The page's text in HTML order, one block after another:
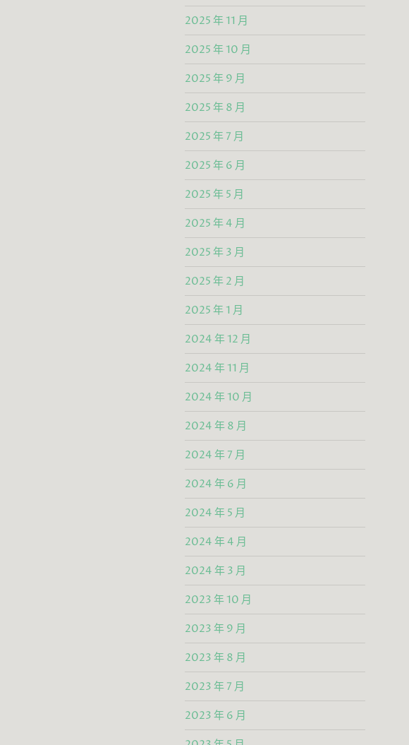
2025 年 11 月
2025 年 10 月
2025 年 9 月
2025 年 8 月
2025 年 7 月
2025 年 6 月
2025 年 5 月
2025 年 4 月
2025 年 3 月
2025 年 2 月
2025 年 1 月
2024 年 12 月
2024 年 11 月
2024 年 10 月
2024 年 8 月
2024 年 7 月
2024 年 6 月
2024 年 5 月
2024 年 4 月
2024 年 3 月
2023 年 10 月
2023 年 9 月
2023 年 8 月
2023 年 7 月
2023 年 6 月